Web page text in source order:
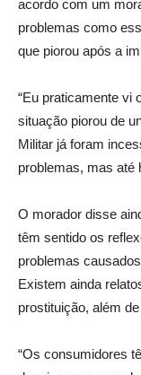
acordo com um
problemas como
que piorou após a
“Eu praticamente vi
situação piorou de
Militar já foram
problemas, mas até
O morador disse
têm sentido os
problemas
Existem ainda
prostituição, além
“Os consumidores